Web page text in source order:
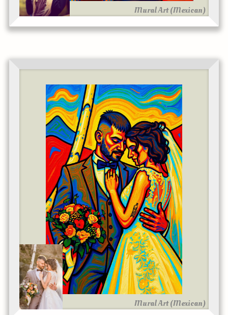
Mural Art (Mexican)
Mural Art (Mexican)